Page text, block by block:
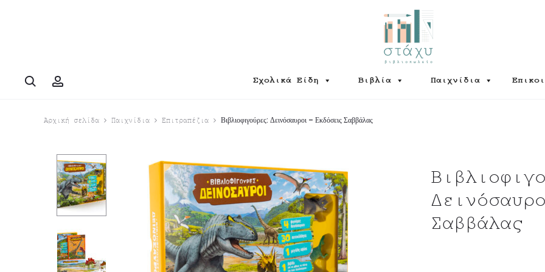
Search Σχολικά Είδη Βιβλία Παιχνίδια
Αρχική σελίδα Παιχνίδια Επιτραπέζια Βιβλιοφιγούρες: Δεινόσαυροι – Εκδόσεις Σαββάλας
Σαββάλας